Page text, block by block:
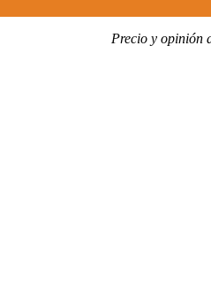
Precio y opinión